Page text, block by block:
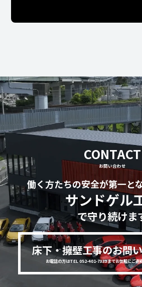
CONTACT
お問い合わせ
働く方たちの安全が第一と
サンドゲル
で守り続けま
床下・擁壁工事のお問
お電話の方はTEL 052-401-7333までお気軽にご連